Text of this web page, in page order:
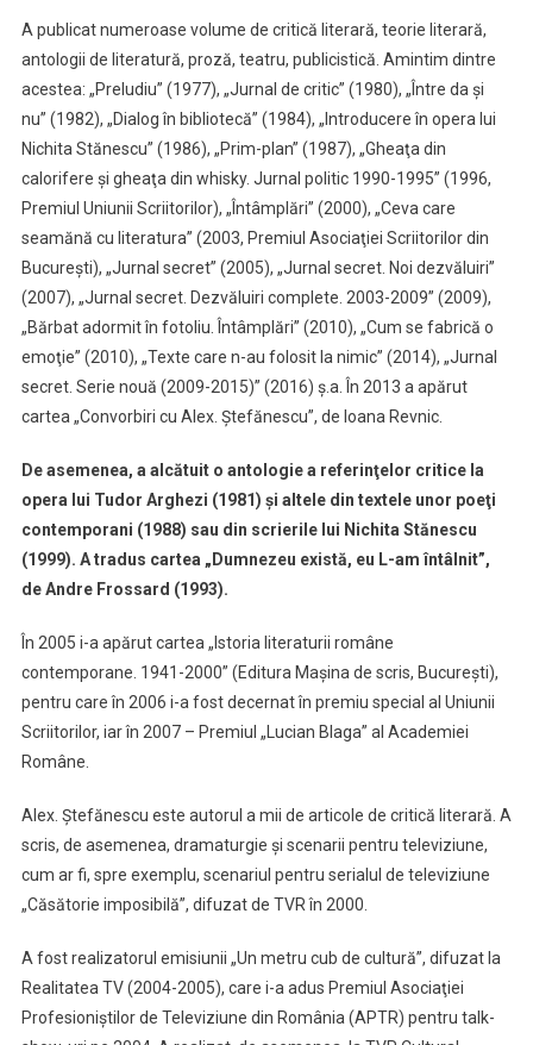
A publicat numeroase volume de critică literară, teorie literară,
antologii de literatură, proză, teatru, publicistică. Amintim dintre
acestea: „Preludiu” (1977), „Jurnal de critic” (1980), „Între da şi
nu” (1982), „Dialog în bibliotecă” (1984), „Introducere în opera lui
Nichita Stănescu” (1986), „Prim-plan” (1987), „Gheaţa din
calorifere şi gheaţa din whisky. Jurnal politic 1990-1995” (1996,
Premiul Uniunii Scriitorilor), „Întâmplări” (2000), „Ceva care
seamănă cu literatura” (2003, Premiul Asociaţiei Scriitorilor din
Bucureşti), „Jurnal secret” (2005), „Jurnal secret. Noi dezvăluiri”
(2007), „Jurnal secret. Dezvăluiri complete. 2003-2009” (2009),
„Bărbat adormit în fotoliu. Întâmplări” (2010), „Cum se fabrică o
emoţie” (2010), „Texte care n-au folosit la nimic” (2014), „Jurnal
secret. Serie nouă (2009-2015)” (2016) ş.a. În 2013 a apărut
cartea „Convorbiri cu Alex. Ştefănescu”, de Ioana Revnic.
De asemenea, a alcătuit o antologie a referinţelor critice la
opera lui Tudor Arghezi (1981) şi altele din textele unor poeţi
contemporani (1988) sau din scrierile lui Nichita Stănescu
(1999). A tradus cartea „Dumnezeu există, eu L-am întâlnit”,
de Andre Frossard (1993).
În 2005 i-a apărut cartea „Istoria literaturii române
contemporane. 1941-2000” (Editura Maşina de scris, Bucureşti),
pentru care în 2006 i-a fost decernat în premiu special al Uniunii
Scriitorilor, iar în 2007 – Premiul „Lucian Blaga” al Academiei
Române.
Alex. Ştefănescu este autorul a mii de articole de critică literară. A
scris, de asemenea, dramaturgie şi scenarii pentru televiziune,
cum ar fi, spre exemplu, scenariul pentru serialul de televiziune
„Căsătorie imposibilă”, difuzat de TVR în 2000.
A fost realizatorul emisiunii „Un metru cub de cultură”, difuzat la
Realitatea TV (2004-2005), care i-a adus Premiul Asociaţiei
Profesioniştilor de Televiziune din România (APTR) pentru talk-